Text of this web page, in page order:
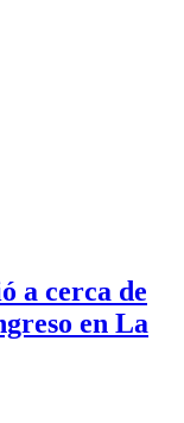
a cerca de
en La